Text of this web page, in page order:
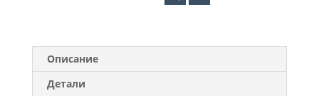
Описание
Детали